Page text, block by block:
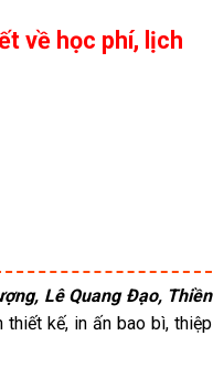
về học phí, lịch
Lê Quang Đạo, Thiền
kế, in ấn bao bì, thiệp